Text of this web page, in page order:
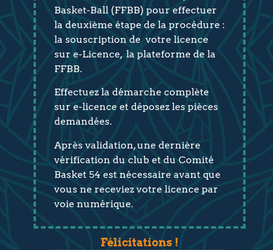
Basket-Ball (FFBB) pour effectuer
la deuxième étape de la procédure :
la souscription de votre licence
sur e-Licence, la plateforme de la
FFBB.
Effectuez la démarche complète
sur e-licence et déposez les pièces
demandées.
Après validation, une dernière
vérification du club et du Comité
Basket 54 est nécessaire avant que
vous ne receviez votre licence par
voie numérique.
Félicitations !